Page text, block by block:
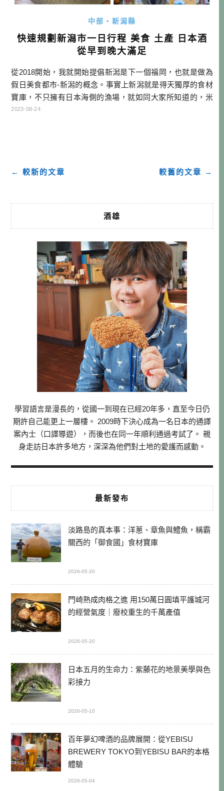
中部・新潟縣
快速規劃新潟市一日行程 美食 土產 日本酒
從早到晚大滿足
從2018開始，我就開始提倡新潟是下一個福岡，也就是做為
假日美食都市-新潟的概念。事實上新潟就是得天獨厚的食材
寶庫，不只擁有日本海側的漁場，就如同大家所知道的，米
非常好吃，是越光米的故鄉。加上雪國生活不易，發展出漬
2023-08-24
較舊的文章 →
← 較新的文章
酒雄
學習語言是漫長的，從國一到現在已經20年多，直至今日仍
期許自己能更上一層樓。 2009時下決心成為一名日本的通譯
案內士（口譯導遊），而後也在同一年順利通過考試了。 親
身走訪日本許多地方，深深為他們對土地的愛護而感動。
最新發布
淡路島的真本事：洋蔥、章魚與鱧魚，稱霸
關西的「御食國」食材寶庫
2026-05-20
門崎熟成肉格之進 用150萬日圓填平護城河
的經營氣度｜廢校重生的千萬產值
2026-05-20
日本五月的生命力：紫藤花的地景美學與色
彩接力
2026-05-10
百年夢幻啤酒的品牌展開：從YEBISU
BREWERY TOKYO到YEBISU BAR的本格
體驗
2026-05-04